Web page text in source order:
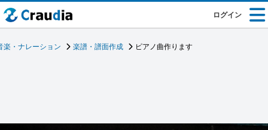
ログイン
楽・ナレーション 楽譜・譜面作成 ピアノ曲作ります